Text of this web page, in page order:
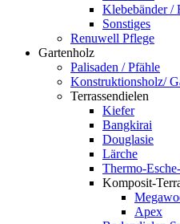
Klebebänder /
Sonstiges
Renuwell Pflege
Gartenholz
Palisaden / Pfähle
Konstruktionsholz/
Terrassendielen
Kiefer
Bangkirai
Douglasie
Lärche
Thermo-
Komposit-
Apex